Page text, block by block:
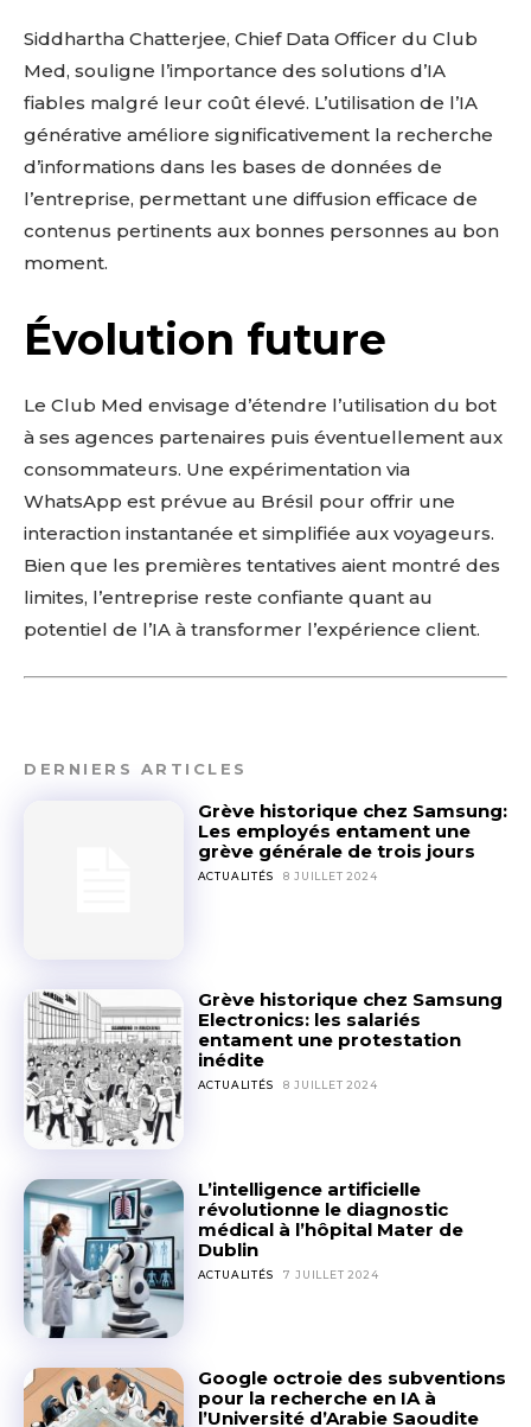
out!
Sing up for our newsletter
to stay in the loop.
Siddhartha Chatterjee, Chief Data Officer du Club
Med, souligne l’importance des solutions d’IA
fiables malgré leur coût élevé. L’utilisation de l’IA
générative améliore significativement la recherche
d’informations dans les bases de données de
l’entreprise, permettant une diffusion efficace de
contenus pertinents aux bonnes personnes au bon
moment.
Évolution future
Le Club Med envisage d’étendre l’utilisation du bot
à ses agences partenaires puis éventuellement aux
consommateurs. Une expérimentation via
WhatsApp est prévue au Brésil pour offrir une
interaction instantanée et simplifiée aux voyageurs.
Bien que les premières tentatives aient montré des
limites, l’entreprise reste confiante quant au
potentiel de l’IA à transformer l’expérience client.
DERNIERS ARTICLES
Grève historique chez Samsung:
Les employés entament une
grève générale de trois jours
ACTUALITÉS 8 JUILLET 2024
Grève historique chez Samsung
Electronics: les salariés
entament une protestation
inédite
ACTUALITÉS 8 JUILLET 2024
L’intelligence artificielle
révolutionne le diagnostic
médical à l’hôpital Mater de
Dublin
ACTUALITÉS 7 JUILLET 2024
Google octroie des subventions
pour la recherche en IA à
l’Université d’Arabie Saoudite